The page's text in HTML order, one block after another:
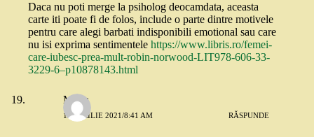
Daca nu poti merge la psiholog deocamdata, aceasta
carte iti poate fi de folos, include o parte dintre motivele
pentru care alegi barbati indisponibili emotional sau care
nu isi exprima sentimentele https://www.libris.ro/femei-
care-iubesc-prea-mult-robin-norwood-LIT978-606-33-
3229-6–p10878143.html
Maria
13 APRILIE 2021/8:41 AM RĂSPUNDE